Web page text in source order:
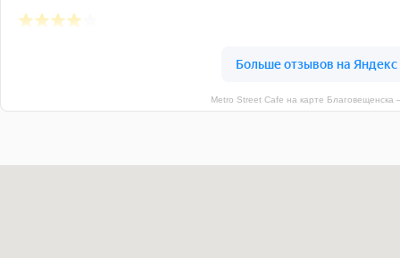
Metro Street Cafe на карте